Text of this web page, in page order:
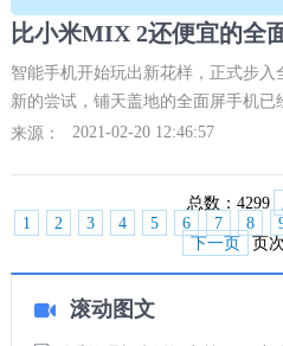
智能手机开始玩出新花样，正式步
新的尝试，铺天盖地的全面屏手机已
来源：
2021-02-20 12:46:57
总数： 4299
1
2 3 4 5 6 7 8
下一页
页
滚动图文